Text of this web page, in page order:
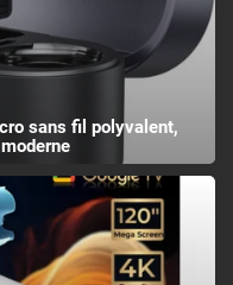
sans fil polyvalent,